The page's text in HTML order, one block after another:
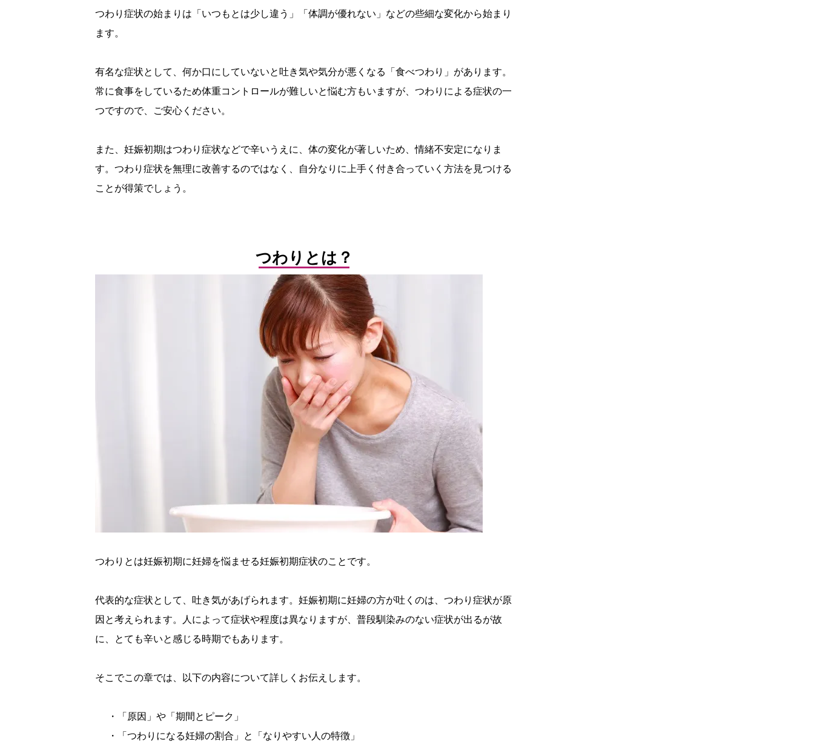
つわり症状の始まりは「いつもとは少し違う」「体調が優れない」などの些細な変化から始まり
ます。
有名な症状として、何か口にしていないと吐き気や気分が悪くなる「食べつわり」があります。
常に食事をしているため体重コントロールが難しいと悩む方もいますが、つわりによる症状の一
つですので、ご安心ください。
また、妊娠初期はつわり症状などで辛いうえに、体の変化が著しいため、情緒不安定になりま
す。つわり症状を無理に改善するのではなく、自分なりに上手く付き合っていく方法を見つける
ことが得策でしょう。
つわりとは？
つわりとは妊娠初期に妊婦を悩ませる妊娠初期症状のことです。
代表的な症状として、吐き気があげられます。妊娠初期に妊婦の方が吐くのは、つわり症状が原
因と考えられます。人によって症状や程度は異なりますが、普段馴染みのない症状が出るが故
に、とても辛いと感じる時期でもあります。
そこでこの章では、以下の内容について詳しくお伝えします。
・「原因」や「期間とピーク」
・「つわりになる妊婦の割合」と「なりやすい人の特徴」